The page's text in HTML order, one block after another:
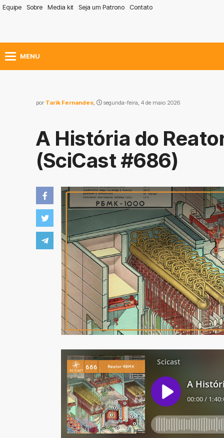
Equipe Sobre Media kit Seja um Patrono Contato
MENU
por Tarik Fernandes, segunda-feira, 4 de maio 2026
A História do
(SciCast #686)